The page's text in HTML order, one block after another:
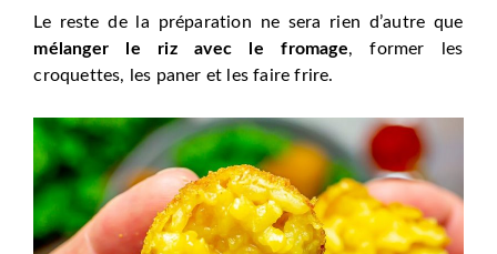
Le reste de la préparation ne sera rien d’autre que
mélanger le riz avec le fromage, former les
croquettes, les paner et les faire frire.